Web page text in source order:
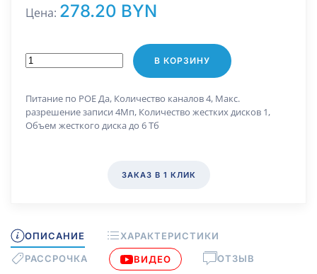
Цена: 278.20 BYN
В КОРЗИНУ
Питание по РОЕ Да, Количество каналов 4, Макс.
разрешение записи 4Мп, Количество жестких дисков 1,
Объем жесткого диска до 6 Тб
ЗАКАЗ В 1 КЛИК
ОПИСАНИЕ
ХАРАКТЕРИСТИКИ
РАССРОЧКА
ВИДЕО
ОТЗЫВ